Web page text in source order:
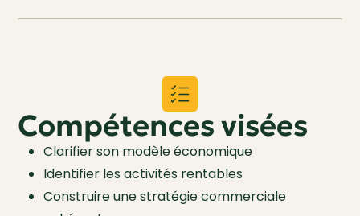
Compétences visées
Clarifier son modèle économique
Identifier les activités rentables
Construire une stratégie commerciale